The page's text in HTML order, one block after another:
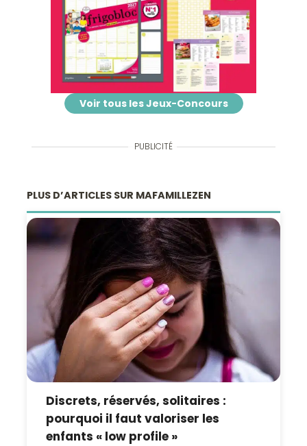
Voir tous les Jeux-Concours
PUBLICITÉ
PLUS D’ARTICLES SUR MAFAMILLEZEN
Discrets, réservés, solitaires :
pourquoi il faut valoriser les
enfants « low profile »